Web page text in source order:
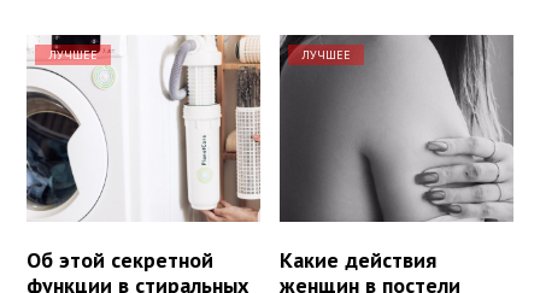
ЛУЧШЕЕ
Об этой секретной
функции в стиральных
ЛУЧШЕЕ
Какие действия
женщин в постели